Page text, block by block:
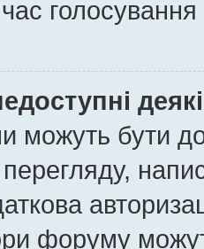
час голосування
можуть бути
форуму